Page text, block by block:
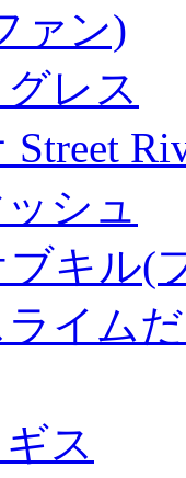
ァン)
レス
シュ
キル(
イム
ス